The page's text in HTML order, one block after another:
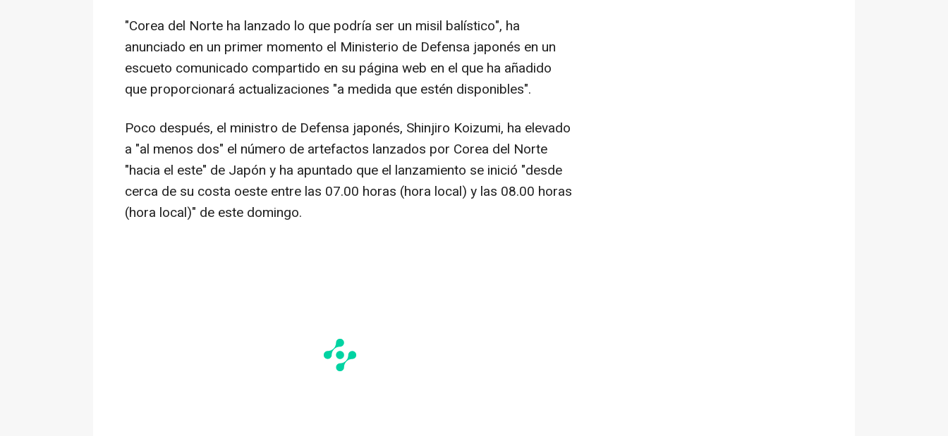
"Corea del Norte ha lanzado lo que podría ser un misil balístico", ha
anunciado en un primer momento el Ministerio de Defensa japonés en un
escueto comunicado compartido en su página web en el que ha añadido
que proporcionará actualizaciones "a medida que estén disponibles".
Poco después, el ministro de Defensa japonés, Shinjiro Koizumi, ha elevado
a "al menos dos" el número de artefactos lanzados por Corea del Norte
"hacia el este" de Japón y ha apuntado que el lanzamiento se inició "desde
cerca de su costa oeste entre las 07.00 horas (hora local) y las 08.00 horas
(hora local)" de este domingo.